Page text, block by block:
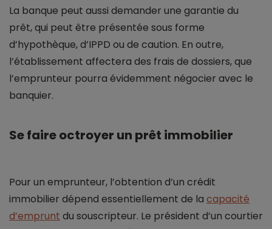
La banque peut aussi demander une garantie du
prêt, qui peut être présentée sous forme
d’hypothèque, d’IPPD ou de caution. En outre,
l’établissement affectera des frais de dossiers, que
l’emprunteur pourra évidemment négocier avec le
banquier.
Se faire octroyer un prêt immobilier
Pour un emprunteur, l’obtention d’un crédit
immobilier dépend essentiellement de la capacité
d’emprunt du souscripteur. Le président d’un courtier